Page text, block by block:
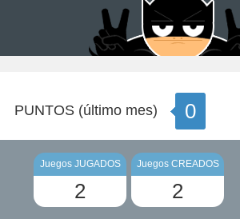
PUNTOS (último mes) 0
Juegos JUGADOS
2
Juegos CREADOS
2